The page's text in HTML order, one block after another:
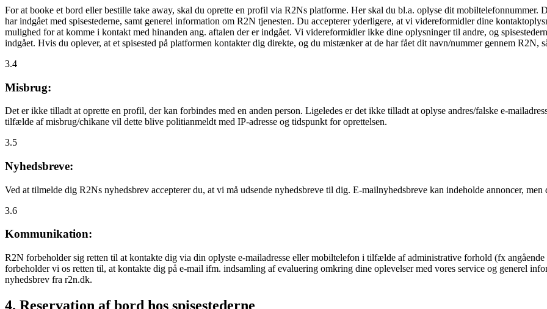
For at booke et bord eller bestille take away, skal du oprette en profil via R2Ns platforme. Her skal du bl.a. oplyse dit mobiltelefonnummer.
har indgået med spisestederne, samt generel information om R2N tjenesten. Du accepterer yderligere, at vi videreformidler dine
mulighed for at komme i kontakt med hinanden ang. aftalen der er indgået. Vi videreformidler ikke dine oplysninger til andre, og
indgået. Hvis du oplever, at et spisested på platformen kontakter dig direkte, og du mistænker at de har fået dit navn/nummer gennem R2N,
3.4
Misbrug:
Det er ikke tilladt at oprette en profil, der kan forbindes med en anden person. Ligeledes er det ikke tilladt at oplyse andres/falske e-
tilfælde af misbrug/chikane vil dette blive politianmeldt med IP-adresse og tidspunkt for oprettelsen.
3.5
Nyhedsbreve:
Ved at tilmelde dig R2Ns nyhedsbrev accepterer du, at vi må udsende nyhedsbreve til dig. E-mailnyhedsbreve kan indeholde annoncer,
3.6
Kommunikation:
R2N forbeholder sig retten til at kontakte dig via din oplyste e-mailadresse eller mobiltelefon i tilfælde af administrative forhold (fx
forbeholder vi os retten til, at kontakte dig på e-mail ifm. indsamling af evaluering omkring dine oplevelser med vores service og generel
nyhedsbrev fra r2n.dk.
4. Reservation af bord hos spisestederne